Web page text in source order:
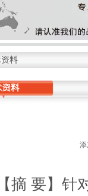
料
添
要】针对